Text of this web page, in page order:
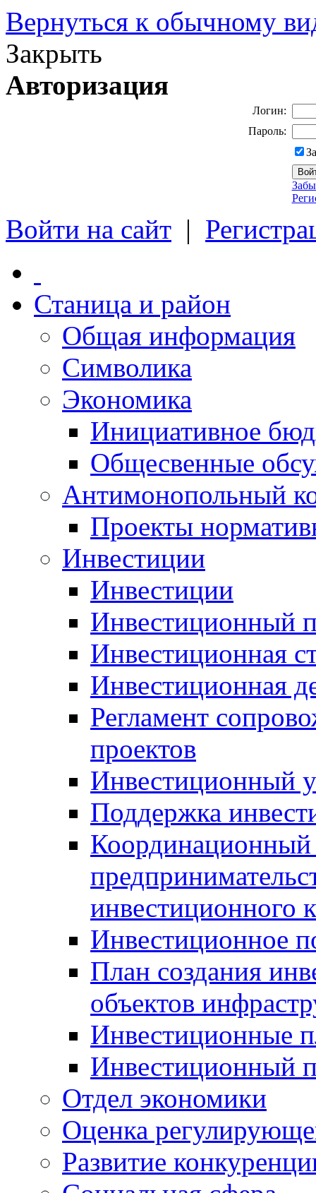
Вернуться к обычному
Закрыть
Авторизация
Логин:
Пароль:
Войти на сайт |
Станица и район
Общая информация
Символика
Экономика
Инициативное
Общесвенные
Антимонопольный
Проекты
Инвестиции
Инвестиции
Инвестиционный
Инвестиционная
Инвестиционная
Регламент
проектов
Инвестиционный
Поддержка
Координационный
инвестиционного
Инвестиционное
План создания
объектов
Инвестиционные
Инвестиционный
Отдел экономики
Оценка
Развитие